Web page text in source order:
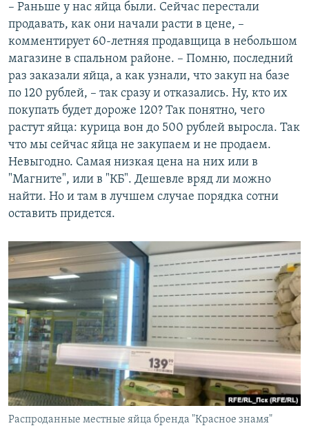
– Раньше у нас яйца были. Сейчас перестали
продавать, как они начали расти в цене, –
комментирует 60-летняя продавщица в небольшом
магазине в спальном районе. – Помню, последний
раз заказали яйца, а как узнали, что закуп на базе
по 120 рублей, – так сразу и отказались. Ну, кто их
покупать будет дороже 120? Так понятно, чего
растут яйца: курица вон до 500 рублей выросла. Так
что мы сейчас яйца не закупаем и не продаем.
Невыгодно. Самая низкая цена на них или в
"Магните", или в "КБ". Дешевле вряд ли можно
найти. Но и там в лучшем случае порядка сотни
оставить придется.
Распроданные местные яйца бренда "Красное знамя"